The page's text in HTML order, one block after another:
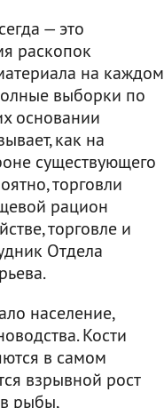
— это
раскопок
на каждом
выборки по
основании
как на
существующего
торговли
рацион
торговле и
Отдела
население,
Кости
в самом
взрывной рост
рыбы,